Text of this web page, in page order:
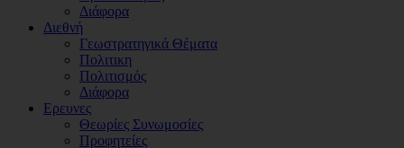
Διάφορα
Διεθνή
Γεωστρατηγικά Θέματα
Πολιτικη
Πολιτισμός
Διάφορα
Ερευνες
Θεωρίες Συνωμοσίες
Προφητείες